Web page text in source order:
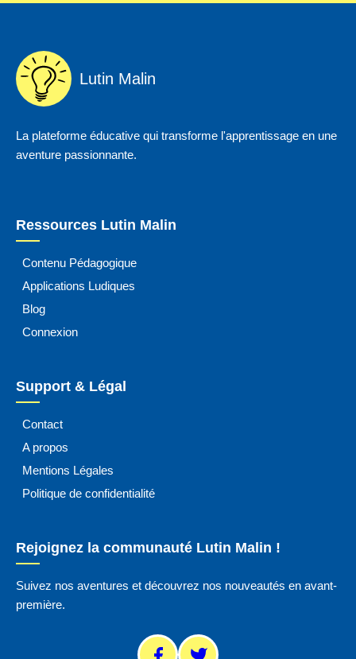
Lutin Malin
La plateforme éducative qui transforme l'apprentissage en une
aventure passionnante.
Ressources Lutin Malin
Contenu Pédagogique
Applications Ludiques
Blog
Connexion
Support & Légal
Contact
A propos
Mentions Légales
Politique de confidentialité
Rejoignez la communauté Lutin Malin !
Suivez nos aventures et découvrez nos nouveautés en avant-
première.